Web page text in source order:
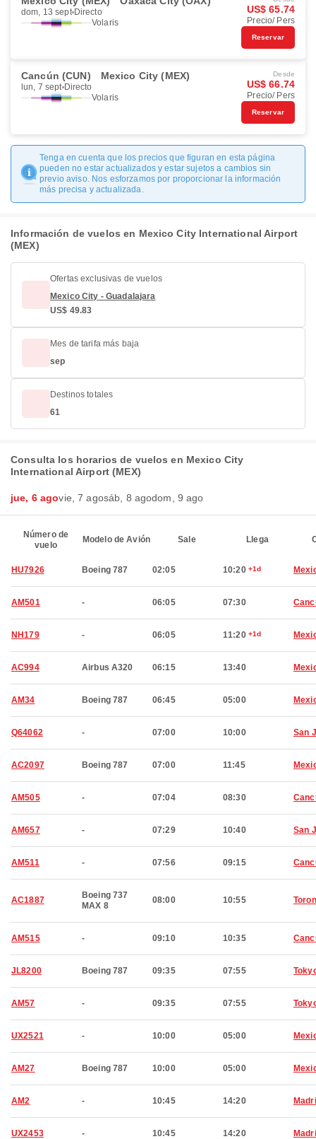
dom, 13 sept Directo
Volaris
US$ 65.74
Precio/ Pers
Reservar
Cancún (CUN) Mexico City (MEX)
lun, 7 sept Directo
Volaris
Desde
US$ 66.74
Precio/ Pers
Reservar
Tenga en cuenta que los precios que figuran en esta página
pueden no estar actualizados y estar sujetos a cambios sin
previo aviso. Nos esforzamos por proporcionar la información
más precisa y actualizada.
Información de vuelos en Mexico City International Airport
(MEX)
Ofertas exclusivas de vuelos
Mexico City - Guadalajara
US$ 49.83
Mes de tarifa más baja
sep
Destinos totales
61
Consulta los horarios de vuelos en Mexico City
International Airport (MEX)
jue, 6 agovie, 7 agosáb, 8 agodom, 9 ago
Número de
vuelo
Modelo de Avión Sale Llega
HU7926 Boeing 787 02:05 10:20 +1d
AM501 - 06:05 07:30
NH179 - 06:05 11:20 +1d
AC994 Airbus A320 06:15 13:40
AM34 Boeing 787 06:45 05:00
Q64062 - 07:00 10:00 San
AC2097 Boeing 787 07:00 11:45
AM505 - 07:04 08:30
AM657 - 07:29 10:40 San
AM511 - 07:56 09:15
AC1887
Boeing 737
MAX 8
08:00 10:55
AM515 - 09:10 10:35
JL8200 Boeing 787 09:35 07:55
AM57 - 09:35 07:55
UX2521 - 10:00 05:00
AM27 Boeing 787 10:00 05:00
AM2 - 10:45 14:20
UX2453 - 10:45 14:20